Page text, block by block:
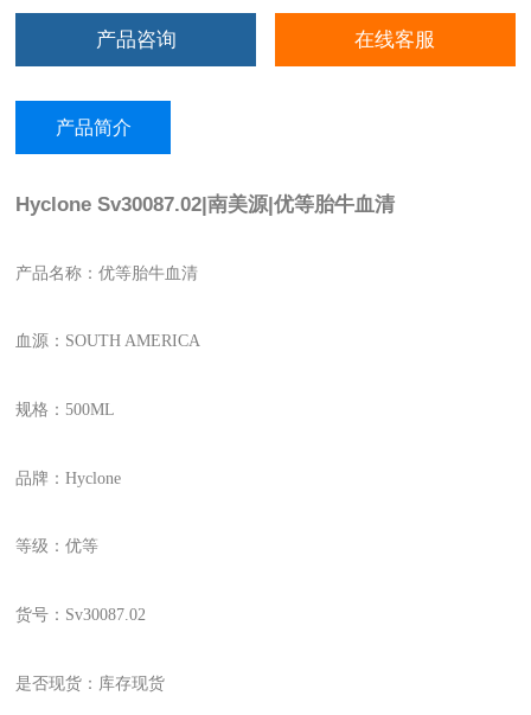
产品咨询 在线客服
产品简介
Hyclone Sv30087.02|南美源|优等胎牛血清
产品名称：优等胎牛血清
血源： SOUTH AMERICA
规格：500ML
品牌：Hyclone
等级：优等
货号： Sv30087.02
是否现货：库存现货